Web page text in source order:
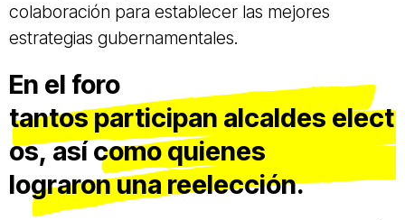
colaboración para establecer las mejores
estrategias gubernamentales.
En el foro
tantos participan alcaldes elect
os, así como quienes
lograron una reelección.